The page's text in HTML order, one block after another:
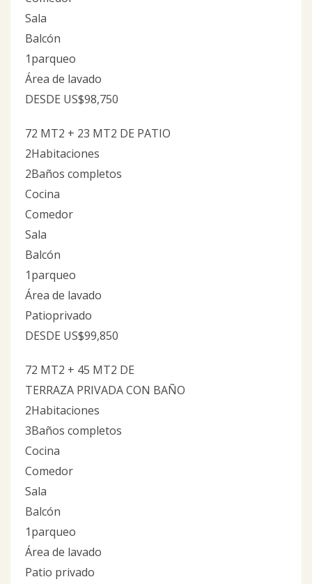
Sala
Balcón
1parqueo
Área de lavado
DESDE US$98,750
72 MT2 + 23 MT2 DE PATIO
2Habitaciones
2Baños completos
Cocina
Comedor
Sala
Balcón
1parqueo
Área de lavado
Patioprivado
DESDE US$99,850
72 MT2 + 45 MT2 DE
TERRAZA PRIVADA CON BAÑO
2Habitaciones
3Baños completos
Cocina
Comedor
Sala
Balcón
1parqueo
Área de lavado
Patio privado